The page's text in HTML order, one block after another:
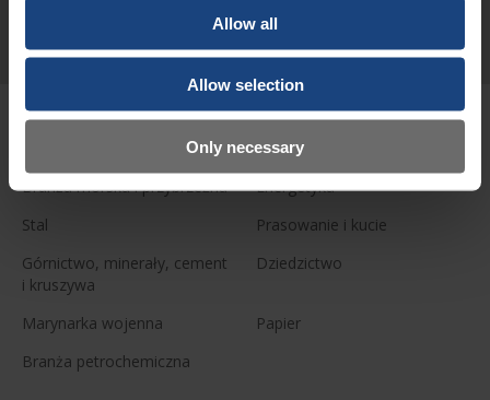
Allow all
Allow selection
Only necessary
Branża morska i przybrzeżna
Energetyka
Stal
Prasowanie i kucie
Górnictwo, minerały, cement
i kruszywa
Dziedzictwo
Marynarka wojenna
Papier
Branża petrochemiczna